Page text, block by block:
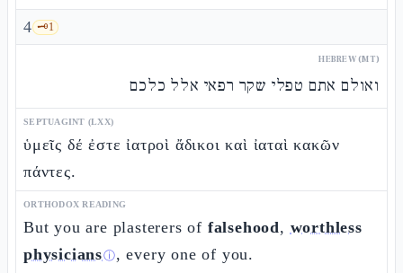
4 🗝️1
HEBREW (MT)
ואולם אתם טפלי שקר רפאי אלל כלכם
SEPTUAGINT (LXX)
ὑμεῖς δέ ἐστε ἰατροὶ ἄδικοι καὶ ἰαταὶ κακῶν
πάντες.
ORTHODOX READING
But you are plasterers of falsehood, worthless
physiciansⓘ, every one of you.